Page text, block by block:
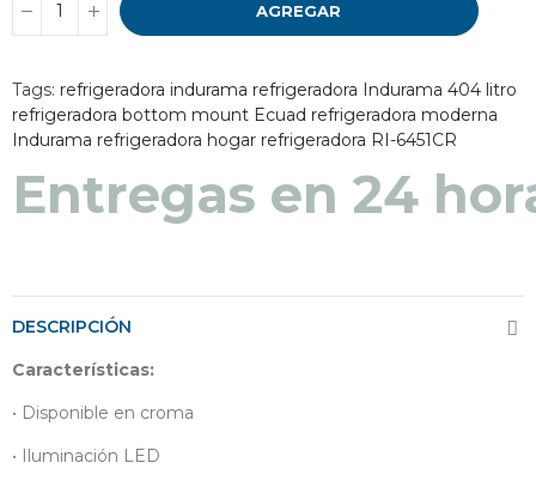
AGREGAR
Tags: refrigeradora indurama refrigeradora Indurama 404 litro
refrigeradora bottom mount Ecuad refrigeradora moderna
Indurama refrigeradora hogar refrigeradora RI-6451CR
Entregas en 48 a
DESCRIPCIÓN
Características:
• Disponible en croma
• Iluminación LED